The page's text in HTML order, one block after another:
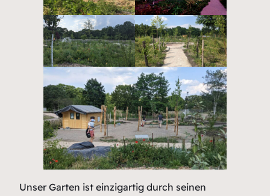
Unser Garten ist einzigartig durch seinen